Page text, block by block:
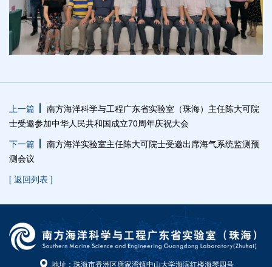
上一篇
南方海洋科学与工程广东省实验室（珠海）主任陈大可院
士受邀参加中华人民共和国成立70周年庆祝大会
下一篇
南方海洋实验室主任陈大可院士受邀出席海气系统监测预
测会议
[ 返回列表 ]
地址：珠海市香洲区唐家湾镇中山大学海滨红楼海琴四号